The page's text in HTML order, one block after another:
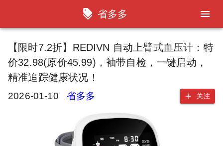
省多多
【限时7.2折】REDIVN 自动上臂式血压计：特
价32.98(原价45.99)，袖带自检，一键启动，
精准追踪健康状况！
2026-01-10 省多多 关注